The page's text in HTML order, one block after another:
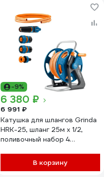
-9%
6 380 ₽
6 991 ₽
Катушка для шлангов Grinda
HRK-25, шланг 25м x 1/2,
поливочный набор 4
со шлангом в комплекте
ProLine 428460
В корзину